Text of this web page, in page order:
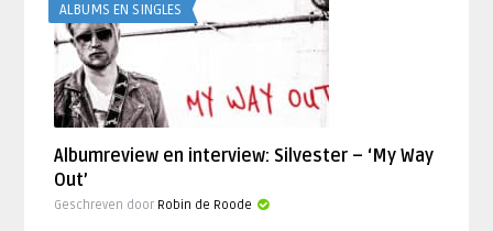
ALBUMS EN SINGLES
Albumreview en interview: Silvester – ‘My Way
Out’
Geschreven door Robin de Roode